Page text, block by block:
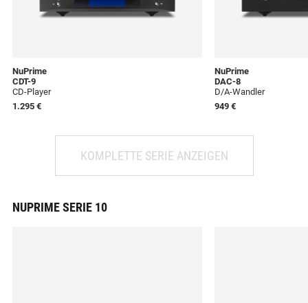
NuPrime
CDT-9
CD-Player
1.295 €
NuPrime
DAC-8
D/A-Wandler
949 €
KOMPLETTE SERIE ANZEIGEN
NUPRIME SERIE 10